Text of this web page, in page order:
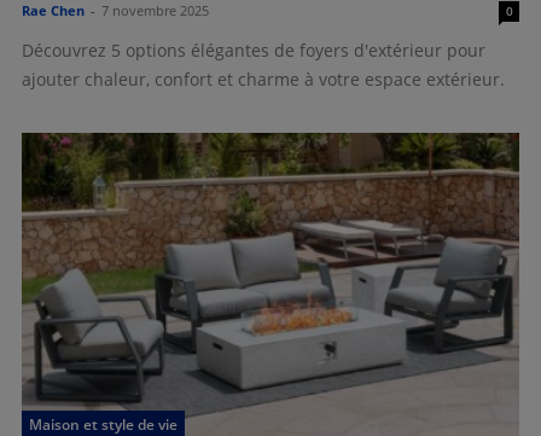
Rae Chen - 7 novembre 2025 0
Découvrez 5 options élégantes de foyers d'extérieur pour
ajouter chaleur, confort et charme à votre espace extérieur.
Maison et style de vie